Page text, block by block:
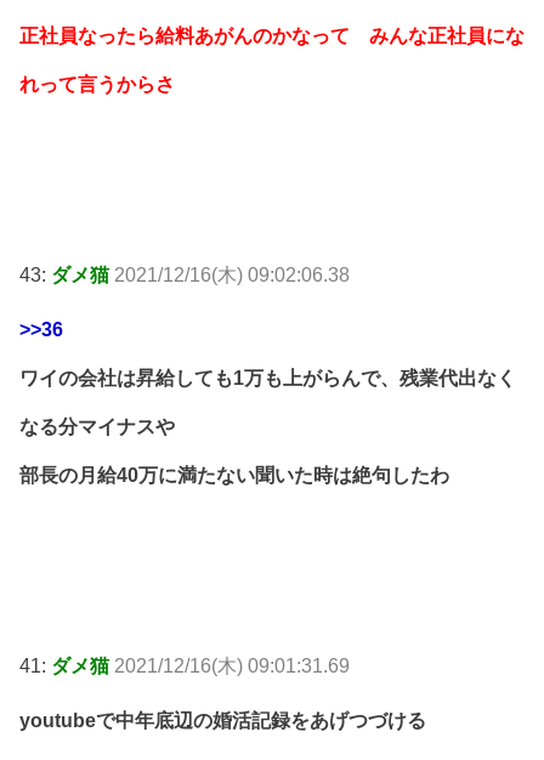
正社員なったら給料あがんのかなって みんな正社員にな
れって言うからさ
43: ダメ猫 2021/12/16(木) 09:02:06.38
>>36
ワイの会社は昇給しても1万も上がらんで、残業代出なく
なる分マイナスや
部長の月給40万に満たない聞いた時は絶句したわ
41: ダメ猫 2021/12/16(木) 09:01:31.69
youtubeで中年底辺の婚活記録をあげつづける